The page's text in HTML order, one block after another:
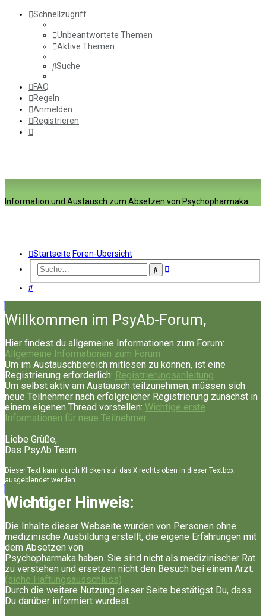
Schnellzugriff
Unbeantwortete Themen
Aktive Themen
Suche
FAQ
Regeln
Anmelden
Registrieren
Information und Austausch zum Absetzen von Psychopharmaka
Startseite Foren-Übersicht
SucheErweiterte
Suche
Willkommen im PsyAb-Forum,
Hier findest du allgemeine Informationen zum Forum:
Allgemeine Informationen zum Forum
Um im Austauschbereich mitlesen zu können, ist eine
Registrierung erforderlich: Registrierungsanleitung
Um selbst aktiv am Austausch teilzunehmen, müssen sich
neue Teilnehmer nach erfolgreicher Registrierung zunächst in
einem eigenen Thread vorstellen: Wichtige erste
Informationen für neue Teilnehmer
Liebe Grüße,
Das PsyAb Team
Dieser Text kann durch Klicken auf das X rechts oben in dieser Textbox
ausgeblendet werden.
Wichtiger Hinweis:
Die Inhalte dieser Webseite wurden von Personen ohne
medizinische Ausbildung erstellt, die eigene Erfahrungen mit
dem Absetzen von
Psychopharmaka haben. Sie sind nicht als medizinischer Rat
zu verstehen und ersetzen nicht den Besuch bei einem Arzt.
(siehe Haftungsausschluss)
Durch die weitere Nutzung dieser Seite bestätigst Du, dass
Du darüber informiert wurdest.